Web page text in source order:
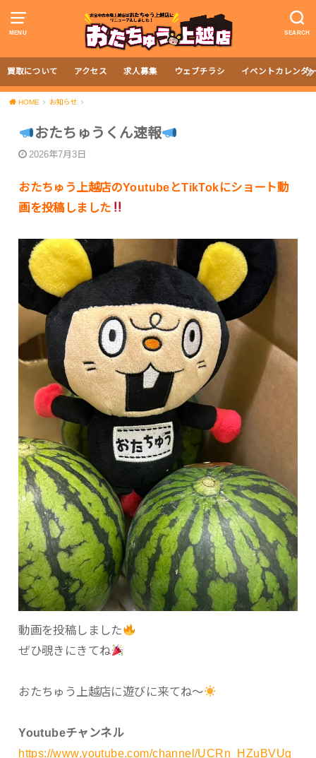
MENU SEARCH
買取について アクセス 求人募集 ウェブチラシ イベントカレンダ
HOME お知らせ
おたちゅうくん速報
2026年7月3日
おたちゅう上越店のYoutubeとTikTokにショート動
画を投稿しました
動画を投稿しました
ぜひ覗きにきてね
おたちゅう上越店に遊びに来てね〜
Youtubeチャンネル
https://www.youtube.com/channel/UCRn_HZuBVUq